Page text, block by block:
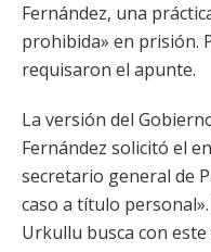
Fernández, una
prohibida» en prisión.
requisaron el apunte.
La versión del
Fernández solicitó el
secretario general de
caso a título
Urkullu busca con